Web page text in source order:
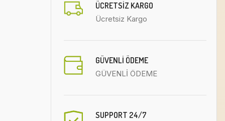
ÜCRETSIZ KARGO
Ücretsiz Kargo
GÜVENLİ ÖDEME
GÜVENLİ ÖDEME
SUPPORT 24/7